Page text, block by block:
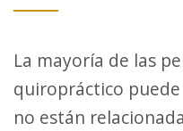
La mayoría de las personas no saben que un
quiropráctico
no están